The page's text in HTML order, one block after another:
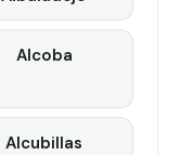
Alcoba
Alcubillas